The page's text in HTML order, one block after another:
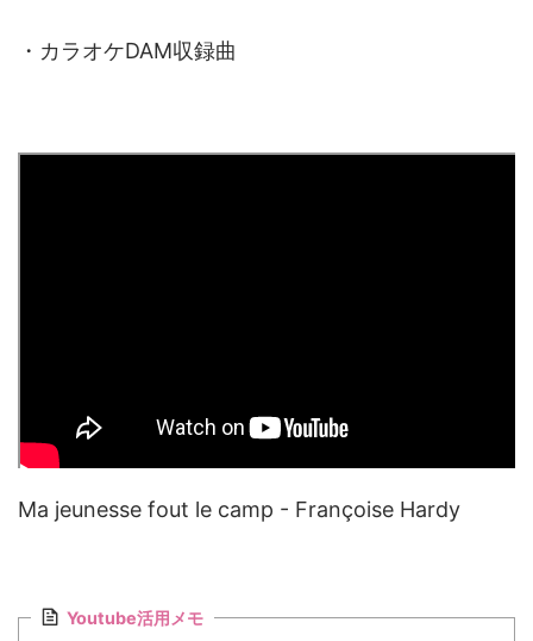
・カラオケDAM収録曲
Ma jeunesse fout le camp - Françoise Hardy
Youtube活用メモ